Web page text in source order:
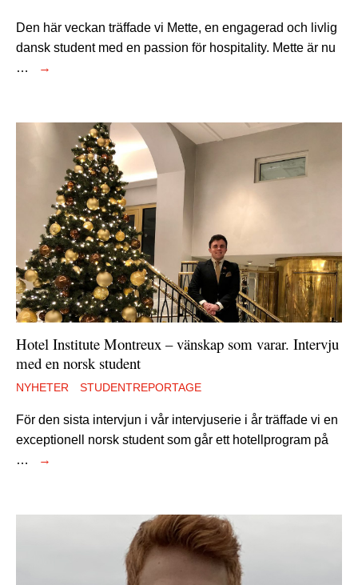
Den här veckan träffade vi Mette, en engagerad och livlig
dansk student med en passion för hospitality. Mette är nu
…
→
Hotel Institute Montreux – vänskap som varar. Intervju
med en norsk student
NYHETER STUDENTREPORTAGE
För den sista intervjun i vår intervjuserie i år träffade vi en
exceptionell norsk student som går ett hotellprogram på
…
→